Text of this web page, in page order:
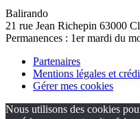
Balirando
21 rue Jean Richepin 63000
Permanences : 1er mardi du
Partenaires
Mentions légales et
Gérer mes cookies
Nous utilisons des cookies